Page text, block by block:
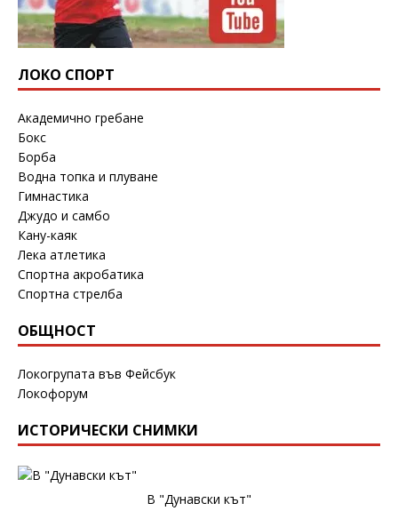
ЛОКО СПОРТ
Академично гребане
Бокс
Борба
Водна топка и плуване
Гимнастика
Джудо и самбо
Кану-каяк
Лека атлетика
Спортна акробатика
Спортна стрелба
ОБЩНОСТ
Локогрупата във Фейсбук
Локофорум
ИСТОРИЧЕСКИ СНИМКИ
В "Дунавски кът"